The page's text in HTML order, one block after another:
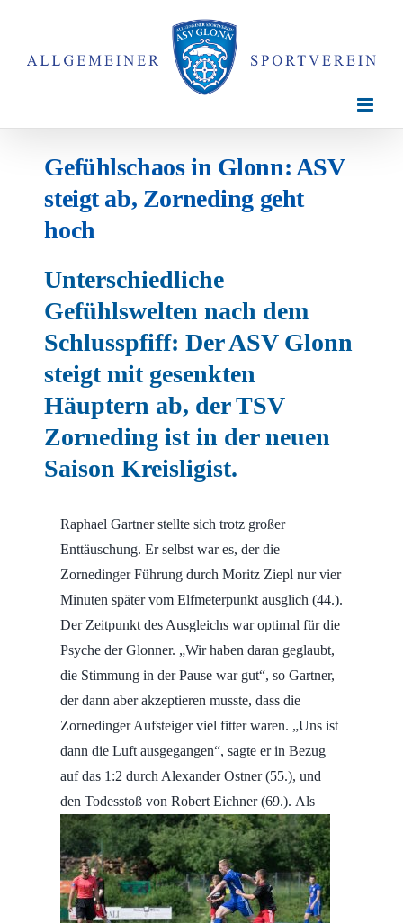
springen
Gefühlschaos in Glonn: ASV
steigt ab, Zorneding geht
hoch
Unterschiedliche
Gefühlswelten nach dem
Schlusspfiff: Der ASV Glonn
steigt mit gesenkten
Häuptern ab, der TSV
Zorneding ist in der neuen
Saison Kreisligist.
Raphael Gartner stellte sich trotz großer
Enttäuschung. Er selbst war es, der die
Zornedinger Führung durch Moritz Ziepl nur vier
Minuten später vom Elfmeterpunkt ausglich (44.).
Der Zeitpunkt des Ausgleichs war optimal für die
Psyche der Glonner. „Wir haben daran geglaubt,
die Stimmung in der Pause war gut“, so Gartner,
der dann aber akzeptieren musste, dass die
Zornedinger Aufsteiger viel fitter waren. „Uns ist
dann die Luft ausgegangen“, sagte er in Bezug
auf das 1:2 durch Alexander Ostner (55.), und
den Todesstoß von Robert Eichner (69.). Als